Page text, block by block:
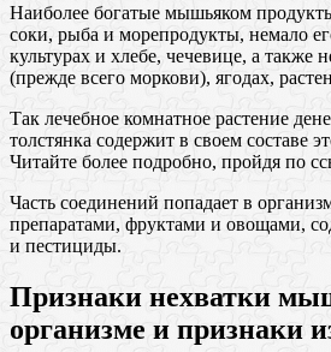
Наиболее богатые мышьяком
соки, рыба и морепродукты, немало
культурах и хлебе, чечевице, а также
(прежде всего моркови), ягодах,
Так лечебное комнатное растение
толстянка содержит в своем составе
Читайте более подробно, пройдя по
Часть соединений попадает в
препаратами, фруктами и овощами,
и пестициды.
Признаки нехватки
организме и признаки